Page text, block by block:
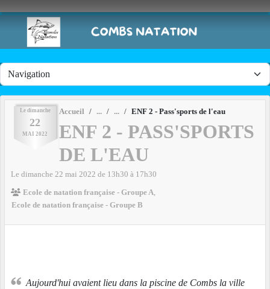
Le dimanche
22
MAI 2022
Accueil ENF 2 - Pass'sports de l'eau
ENF 2 - PASS'SPORTS
DE L'EAU
Le dimanche 22 mai 2022 de 13h30 à 17h30
Ecole de natation française - Groupe A
Ecole de natation française - Groupe B
Aujourd'hui avaient lieu dans la piscine de Combs la ville